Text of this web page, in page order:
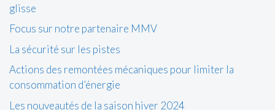
glisse
Focus sur notre partenaire MMV
La sécurité sur les pistes
Actions des remontées mécaniques pour limiter la
consommation d’énergie
Les nouveautés de la saison hiver 2024